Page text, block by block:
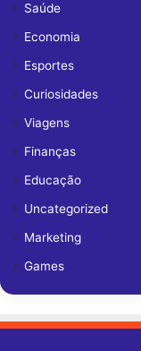
Saúde
Economia
Esportes
Curiosidades
Viagens
Finanças
Educação
Uncategorized
Marketing
Games